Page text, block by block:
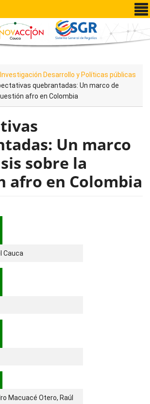
Desarrollo y Políticas públicas
quebrantadas: Un marco de
afro en Colombia
Un marco
sobre la
afro en Colombia
Cauca
Macuacé Otero, Raúl